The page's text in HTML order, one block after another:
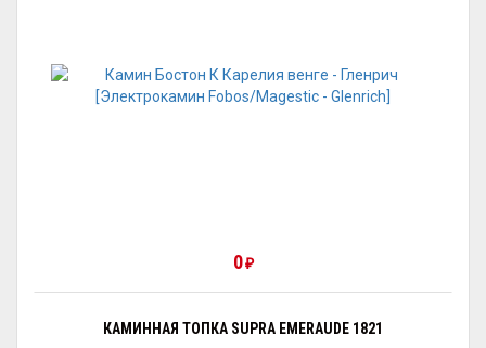
0₽
КАМИННАЯ ТОПКА SUPRA EMERAUDE 1821